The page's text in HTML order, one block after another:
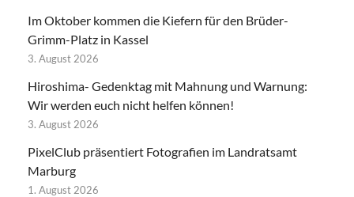
Im Oktober kommen die Kiefern für den Brüder-
Grimm-Platz in Kassel
3. August 2026
Hiroshima- Gedenktag mit Mahnung und Warnung:
Wir werden euch nicht helfen können!
3. August 2026
PixelClub präsentiert Fotografien im Landratsamt
Marburg
1. August 2026